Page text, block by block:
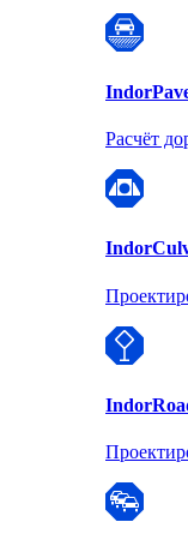
Indor
Расчёт
Indor
Indor